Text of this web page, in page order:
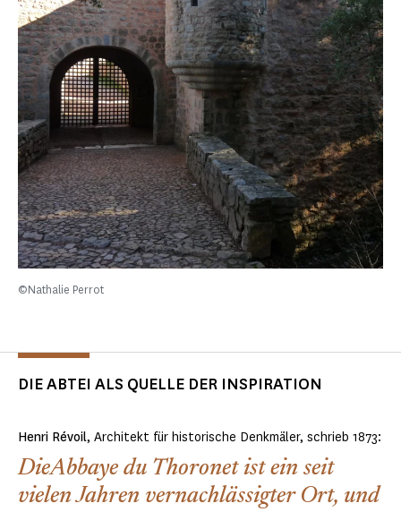
©Nathalie Perrot
DIE ABTEI ALS QUELLE DER INSPIRATION
Henri Révoil, Architekt für historische Denkmäler, schrieb 1873:
DieAbbaye du Thoronet ist ein seit
vielen Jahren vernachlässigter Ort, und